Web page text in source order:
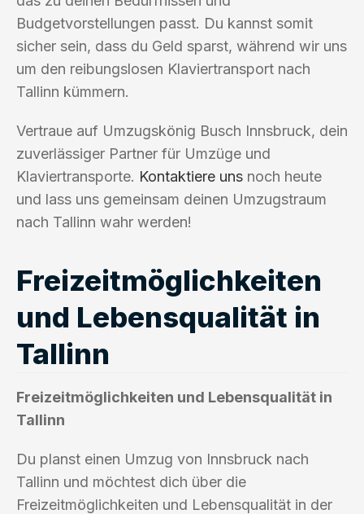
Budgetvorstellungen passt. Du kannst somit
sicher sein, dass du Geld sparst, während wir uns
um den reibungslosen Klaviertransport nach
Tallinn kümmern.
Vertraue auf Umzugskönig Busch Innsbruck, dein
zuverlässiger Partner für Umzüge und
Klaviertransporte. Kontaktiere uns noch heute
und lass uns gemeinsam deinen Umzugstraum
nach Tallinn wahr werden!
Freizeitmöglichkeiten
und Lebensqualität in
Tallinn
Freizeitmöglichkeiten und Lebensqualität in
Tallinn
Du planst einen Umzug von Innsbruck nach
Tallinn und möchtest dich über die
Freizeitmöglichkeiten und Lebensqualität in der